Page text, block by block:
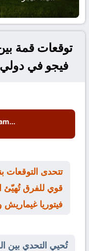
توقعات قمة
فيجو في دولي,
قوي للفرق تُهيّئ
فيتوريا غيماريش